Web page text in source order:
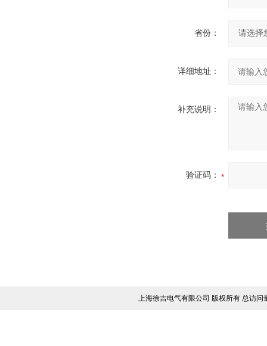
省份：
详细地址：
补充说明：
验证码：
上海徐吉电气有限公司 版权所有 总访问